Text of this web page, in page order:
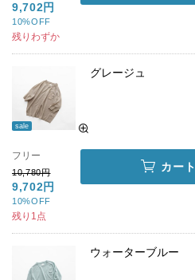
9,702円
10%OFF
残りわずか
sale
グレージュ
フリー
10,780円
9,702円
10%OFF
残り1点
カー
ウォーターブルー